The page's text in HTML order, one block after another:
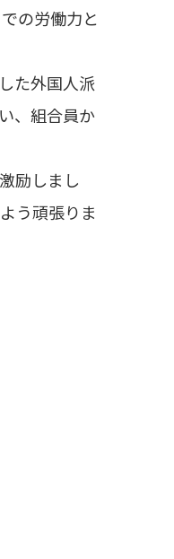
の労働力と
た外国人派
、組合員か
励しまし
う頑張りま